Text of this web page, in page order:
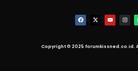
Copyright © 2025 forumkissned.co.id.